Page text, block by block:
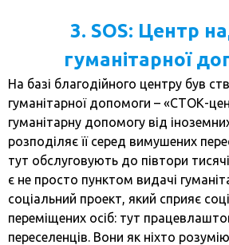
3. SOS: Центр
гуманітарної
На базі благодійного центру був
гуманітарної допомоги – «СТОК-
гуманітарну допомогу від
розподіляє її серед вимушених
тут обслуговують до півтори
є не просто пунктом видачі
соціальний проект, який сприяє
переміщених осіб: тут
переселенців. Вони як ніхто